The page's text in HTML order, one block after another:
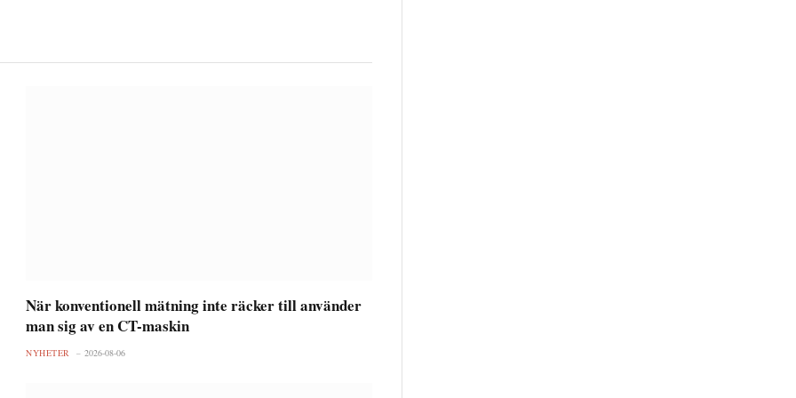
När konventionell mätning inte räcker till använder
man sig av en CT-maskin
NYHETER 2026-08-06